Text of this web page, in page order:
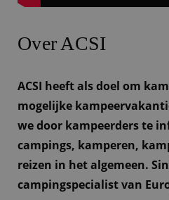
Over ACSI
ACSI heeft als doel om
mogelijke
we door kampeerders te
campings, kamperen,
reizen in het algemeen.
campingspecialist van